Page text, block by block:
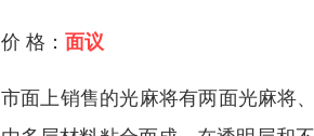
价 格： 面议
市面上销售的光麻将有两面光麻将